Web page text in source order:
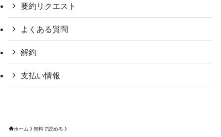
要約リクエスト
よくある質問
解約
支払い情報
ホーム 無料で読める